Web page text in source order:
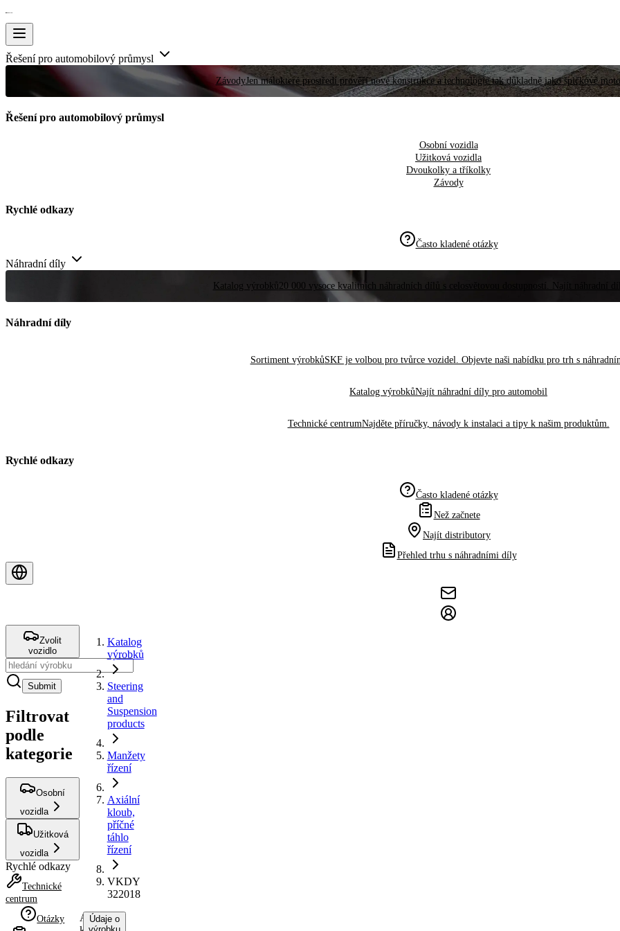
Řešení pro automobilový průmysl
ZávodyJen málokteré prostředí prověří nové konstrukce a technologie tak důkladně jako špičkové
Řešení pro automobilový průmysl
Osobní vozidla
Užitková vozidla
Dvoukolky a tříkolky
Závody
Rychlé odkazy
Často kladené otázky
Náhradní díly
Katalog výrobků20 000 vysoce kvalitních náhradních dílů s celosvětovou dostupností. Najít náhradní
Náhradní díly
Sortiment výrobkůSKF je volbou pro tvůrce vozidel. Objevte naši nabídku pro trh s
Katalog výrobkůNajít náhradní díly pro automobil
Technické centrumNajděte příručky, návody k instalaci a tipy k našim produktům.
Rychlé odkazy
Často kladené otázky
Než začnete
Najít distributory
Přehled trhu s náhradními díly
Zvolit
vozidlo
Submit
Filtrovat
podle
kategorie
Osobní
vozidla
Užitková
vozidla
Rychlé odkazy
Technické
centrum
Otázky
Katalog
výrobků
Steering
and
Suspension
products
Manžety
řízení
Axiální
kloub,
příčné
táhlo
řízení
VKDY
322018
Axiální
Údaje o